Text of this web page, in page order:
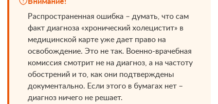
Внимание!
Распространенная ошибка – думать, что сам
факт диагноза «хронический холецистит» в
медицинской карте уже дает право на
освобождение. Это не так. Военно-врачебная
комиссия смотрит не на диагноз, а на частоту
обострений и то, как они подтверждены
документально. Если этого в бумагах нет –
диагноз ничего не решает.